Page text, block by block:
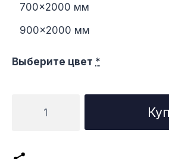
700×2000 мм
900×2000 мм
Выберите цвет *
товара
Афина